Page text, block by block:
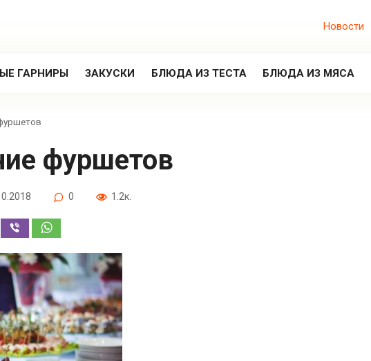
Новости
ГАРНИРЫ ЗАКУСКИ БЛЮДА ИЗ ТЕСТА БЛЮДА ИЗ МЯСА
фуршетов
0 1.2к.